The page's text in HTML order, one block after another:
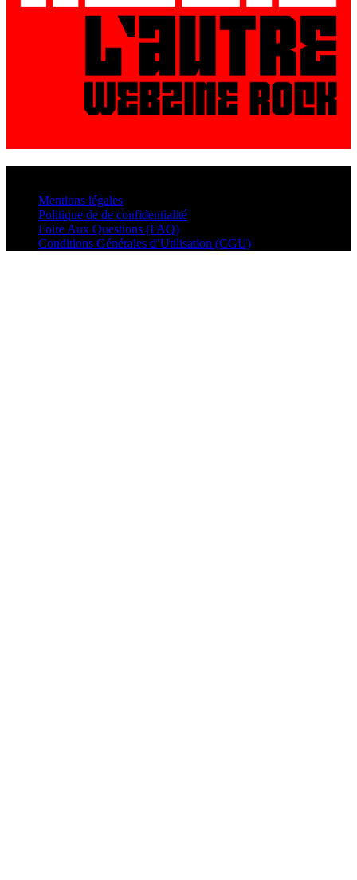
Mentions légales
Politique de de confidentialité
Foire Aux Questions (FAQ)
Conditions Générales d’Utilisation (CGU)